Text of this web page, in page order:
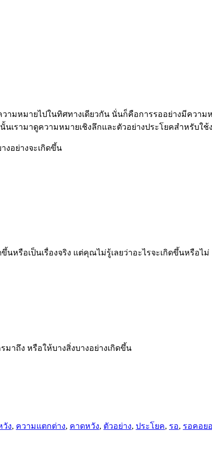
วามหมายไปในทิศทางเดียวกัน นั่นก็คือการรออย่างมีควา
เรามาดูความหมายเชิงลึกและตัวอย่างประโยคสำหรับใช้
งอย่างจะเกิดขึ้น
นหรือเป็นเรื่องจริง แต่คุณไม่รู้เลยว่าอะไรจะเกิดขึ้นหรือไม่
าถึง หรือให้บางสิ่งบางอย่างเกิดขึ้น
วัง, ความแตกต่าง, คาดหวัง, ตัวอย่าง, ประโยค, รอ, รอคอย